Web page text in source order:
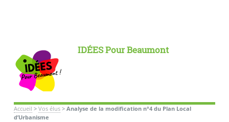
IDÉES Pour Beaumont
Accueil > Vos élus> Analyse de la modification n°4 du Plan Local
d’Urbanisme